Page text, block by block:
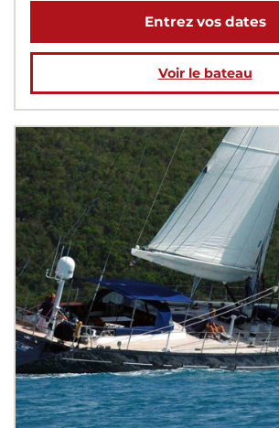
Entrez vos dates
Voir le bateau